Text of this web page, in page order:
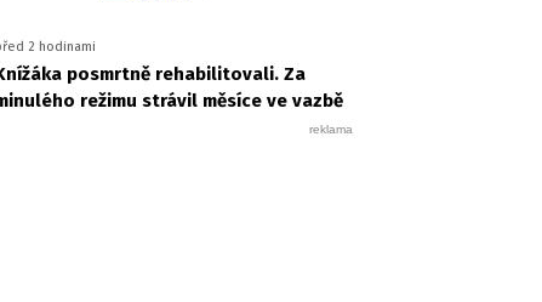
2 hodinami
posmrtně rehabilitovali. Za
režimu strávil měsíce ve vazbě